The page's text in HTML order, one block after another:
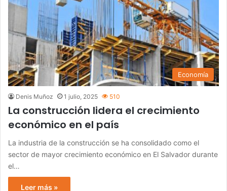
Economía
Denis Muñoz 1 julio, 2025 510
La construcción lidera el crecimiento
económico en el país
La industria de la construcción se ha consolidado como el
sector de mayor crecimiento económico en El Salvador durante
el…
Leer más »